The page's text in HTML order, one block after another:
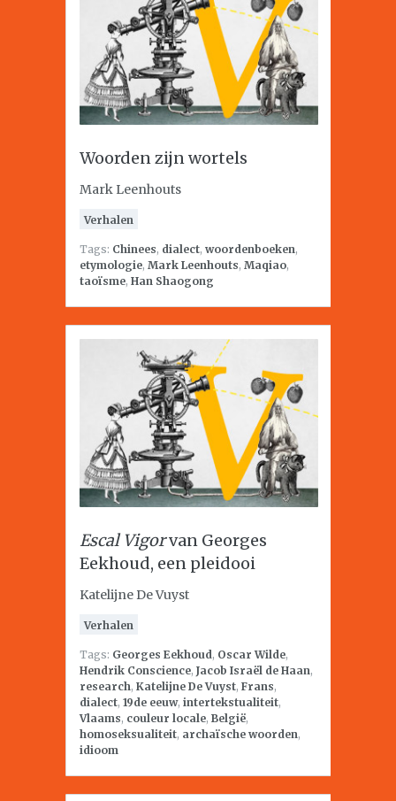
Woorden zijn wortels
Mark Leenhouts
Verhalen
Tags: Chinees, dialect, woordenboeken,
etymologie, Mark Leenhouts, Maqiao,
taoïsme, Han Shaogong
Escal Vigorvan Georges
Eekhoud, een pleidooi
Katelijne De Vuyst
Verhalen
Tags: Georges Eekhoud, Oscar Wilde,
Hendrik Conscience, Jacob Israël de Haan,
research, Katelijne De Vuyst, Frans,
dialect, 19de eeuw, intertekstualiteit,
Vlaams, couleur locale, België,
homoseksualiteit, archaïsche woorden,
idioom